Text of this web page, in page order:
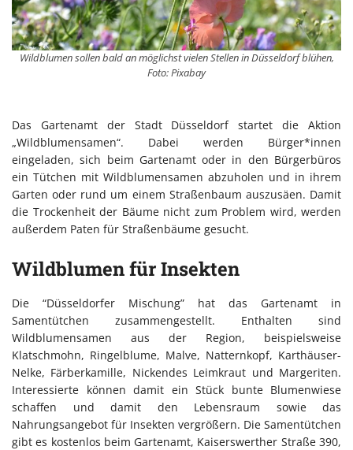
Wildblumen sollen bald an möglichst vielen Stellen in Düsseldorf blühen,
Foto: Pixabay
Das Gartenamt der Stadt Düsseldorf startet die Aktion
„Wildblumensamen“. Dabei werden Bürger*innen
eingeladen, sich beim Gartenamt oder in den Bürgerbüros
ein Tütchen mit Wildblumensamen abzuholen und in ihrem
Garten oder rund um einem Straßenbaum auszusäen. Damit
die Trockenheit der Bäume nicht zum Problem wird, werden
außerdem Paten für Straßenbäume gesucht.
Wildblumen für Insekten
Die “Düsseldorfer Mischung” hat das Gartenamt in
Samentütchen zusammengestellt. Enthalten sind
Wildblumensamen aus der Region, beispielsweise
Klatschmohn, Ringelblume, Malve, Natternkopf, Karthäuser-
Nelke, Färberkamille, Nickendes Leimkraut und Margeriten.
Interessierte können damit ein Stück bunte Blumenwiese
schaffen und damit den Lebensraum sowie das
Nahrungsangebot für Insekten vergrößern. Die Samentütchen
gibt es kostenlos beim Gartenamt, Kaiserswerther Straße 390,